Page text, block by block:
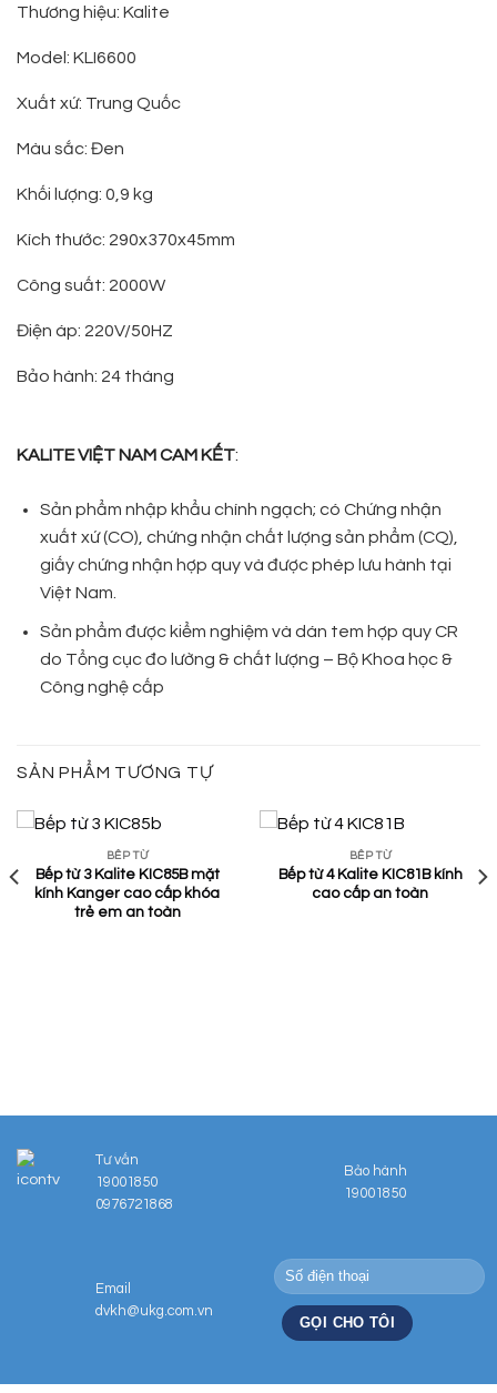
Thương hiệu: Kalite
Model: KLI6600
Xuất xứ: Trung Quốc
Màu sắc: Đen
Khối lượng: 0,9 kg
Kích thước: 290x370x45mm
Công suất: 2000W
Điện áp: 220V/50HZ
Bảo hành: 24 tháng
KALITE VIỆT NAM CAM KẾT:
Sản phẩm nhập khẩu chính ngạch; có Chứng nhận
xuất xứ (CO), chứng nhận chất lượng sản phẩm (CQ),
giấy chứng nhận hợp quy và được phép lưu hành tại
Việt Nam.
Sản phẩm được kiểm nghiệm và dán tem hợp quy CR
do Tổng cục đo lường & chất lượng – Bộ Khoa học &
Công nghệ cấp
SẢN PHẨM TƯƠNG TỰ
BẾP TỪ
Bếp từ 3 Kalite KIC85B mặt
kính Kanger cao cấp khóa
trẻ em an toàn
BẾP TỪ
Bếp từ 4 Kalite KIC81B kính
cao cấp an toàn
Tư vấn
19001850
0976721868
Bảo hành
19001850
Email
dvkh@ukg.com.vn